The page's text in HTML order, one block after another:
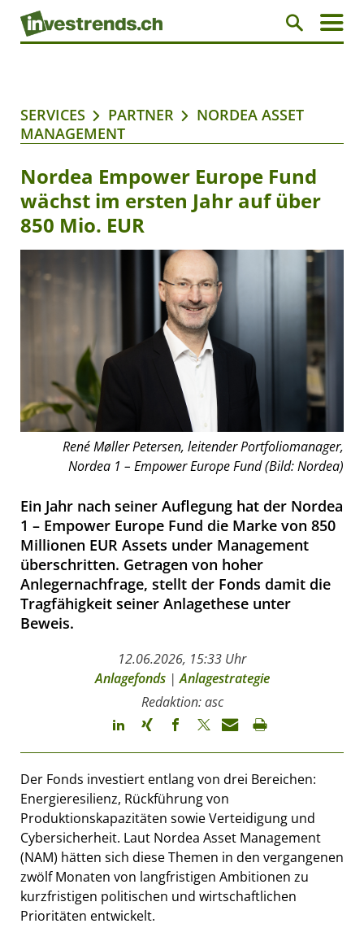
SERVICES PARTNER
NORDEA ASSET
MANAGEMENT
Nordea Empower Europe Fund
wächst im ersten Jahr auf über
850 Mio. EUR
René Møller Petersen, leitender Portfoliomanager,
Nordea 1 – Empower Europe Fund (Bild: Nordea)
Ein Jahr nach seiner Auflegung hat der Nordea
1 – Empower Europe Fund die Marke von 850
Millionen EUR Assets under Management
überschritten. Getragen von hoher
Anlegernachfrage, stellt der Fonds damit die
Tragfähigkeit seiner Anlagethese unter
Beweis.
12.06.2026, 15:33 Uhr
Anlagefonds|Anlagestrategie
Redaktion: asc
Der Fonds investiert entlang von drei Bereichen:
Energieresilienz, Rückführung von
Produktionskapazitäten sowie Verteidigung und
Cybersicherheit. Laut Nordea Asset Management
(NAM) hätten sich diese Themen in den vergangenen
zwölf Monaten von langfristigen Ambitionen zu
kurzfristigen politischen und wirtschaftlichen
Prioritäten entwickelt.